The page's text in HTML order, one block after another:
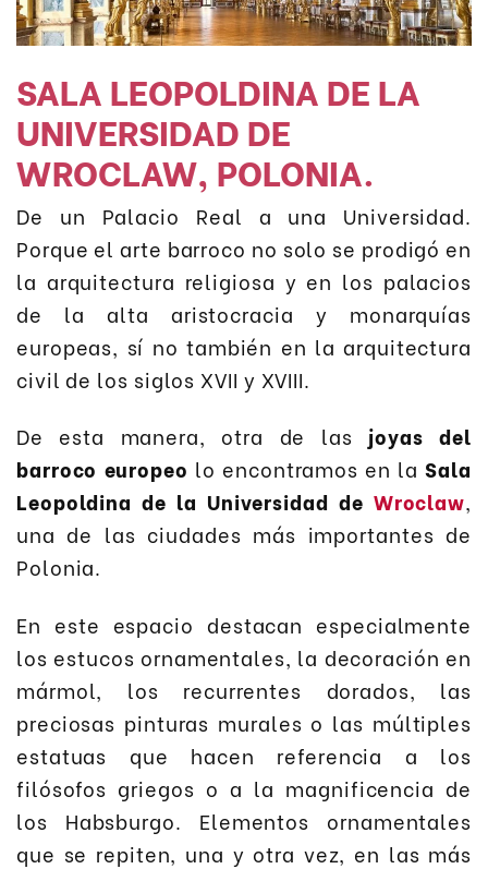
SALA LEOPOLDINA DE LA
UNIVERSIDAD DE
WROCLAW, POLONIA.
De un Palacio Real a una Universidad.
Porque el arte barroco no solo se prodigó en
la arquitectura religiosa y en los palacios
de la alta aristocracia y monarquías
europeas, sí no también en la arquitectura
civil de los siglos XVII y XVIII.
De esta manera, otra de las joyas del
barroco europeo lo encontramos en laSala
Leopoldina de la Universidad de Wroclaw,
una de las ciudades más importantes de
Polonia.
En este espacio destacan especialmente
los estucos ornamentales, la decoración en
mármol, los recurrentes dorados, las
preciosas pinturas murales o las múltiples
estatuas que hacen referencia a los
filósofos griegos o a la magnificencia de
los Habsburgo. Elementos ornamentales
que se repiten, una y otra vez, en las más